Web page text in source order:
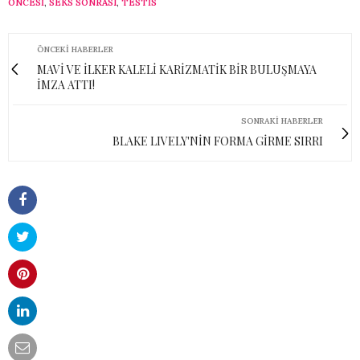
ÖNCESI, SEKS SONRASI, TESTIS
ÖNCEKI HABERLER
MAVİ VE İLKER KALELİ KARİZMATİK BİR BULUŞMAYA
İMZA ATTI!
SONRAKI HABERLER
BLAKE LIVELY'NİN FORMA GİRME SIRRI